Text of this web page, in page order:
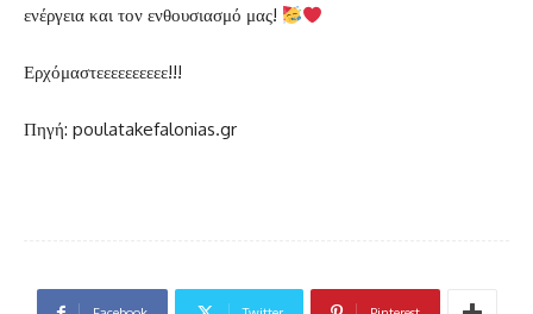
ενέργεια και τον ενθουσιασμό μας!
Ερχόμαστεεεεεεεεεε!!!
Πηγή: poulatakefalonias.gr